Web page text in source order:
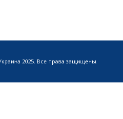
2025. Все права защищены.